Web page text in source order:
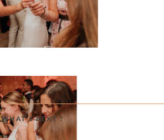
WHAT'S NEXT ?
PORTFOLIO
INFOS
JOURNAL